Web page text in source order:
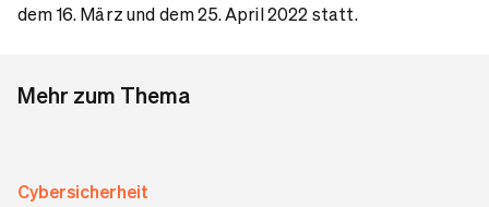
dem 16. März und dem 25. April 2022 statt.
Mehr zum Thema
Cybersicherheit